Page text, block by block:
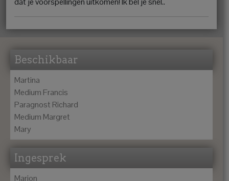
Beschikbaar
Martina
Medium Francis
Paragnost Richard
Medium Margret
Mary
Ingesprek
Marion